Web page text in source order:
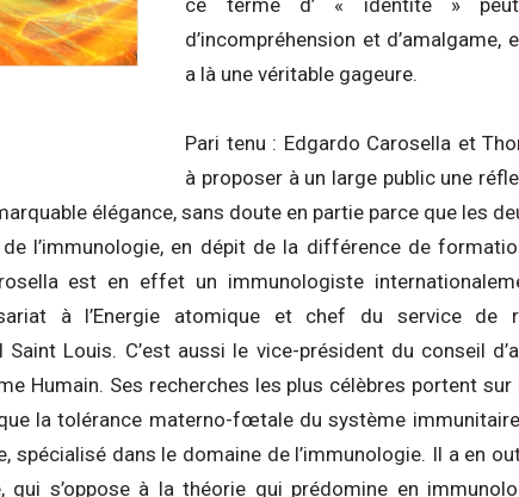
d’incompréhension et d’amalgame,
a là une véritable gageure.
Pari tenu : Edgardo Carosella et
à proposer à un large public une
élégance, sans doute en partie parce que les
l’immunologie, en dépit de la différence de
est en effet un immunologiste
à l’Energie atomique et chef du service de
Louis. C’est aussi le vice-président du conseil
Humain. Ses recherches les plus célèbres portent
la tolérance materno-fœtale du système
spécialisé dans le domaine de l’immunologie. Il a en
s’oppose à la théorie qui prédomine en